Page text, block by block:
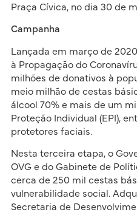
Praça Cívica, no dia 30 de
Campanha
Lançada em março de
à Propagação do
milhões de donativos à
meio milhão de cestas
álcool 70% e mais de um
Proteção Individual (EPI),
protetores faciais.
Nesta terceira etapa, o
OVG e do Gabinete de
cerca de 250 mil cestas
vulnerabilidade social.
Secretaria de